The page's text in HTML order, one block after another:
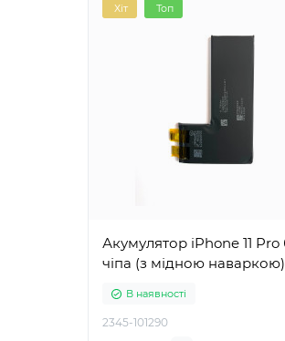
Хіт Топ
Акумулятор iPhone 11 Pro без
чіпа (з мідною наваркою)
В наявності
2345-101290